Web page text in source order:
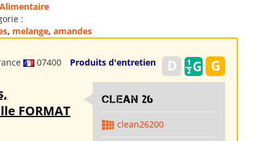
Alimentaire
:
, melange, amandes
07400 Produits d'entretien
FORMAT
clean 26
clean26200